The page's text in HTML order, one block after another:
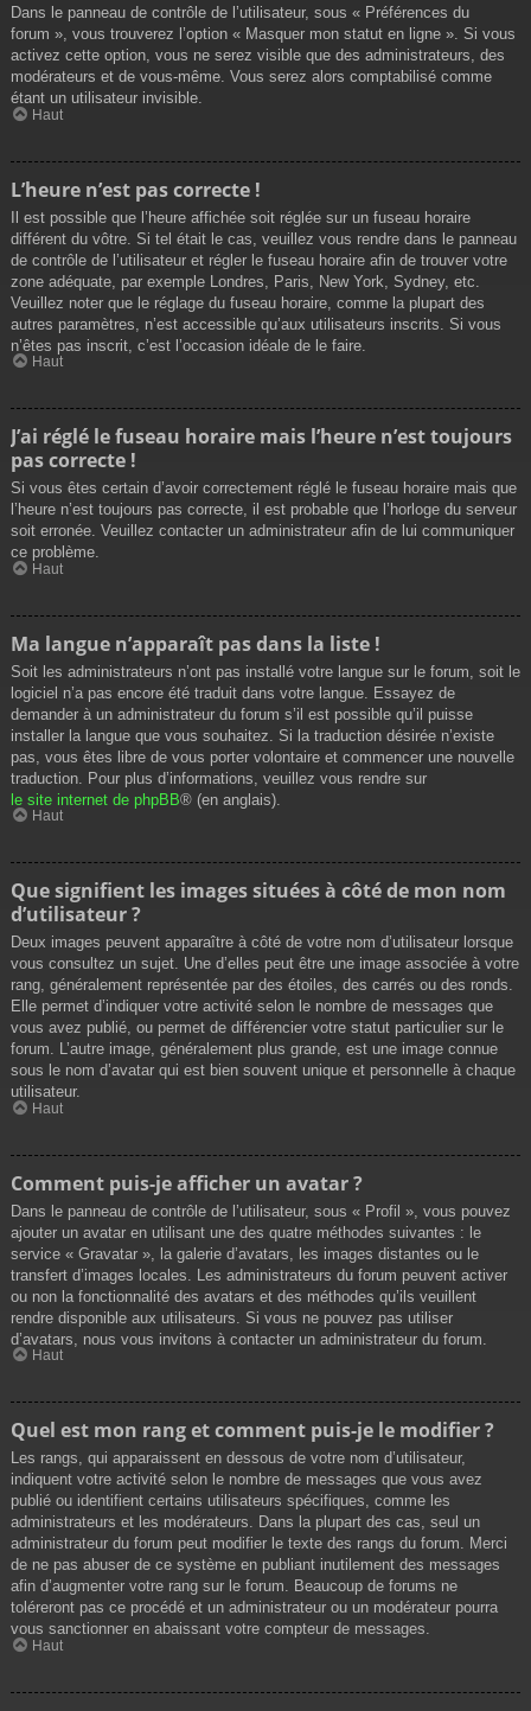
Dans le panneau de contrôle de l’utilisateur, sous « Préférences du
forum », vous trouverez l’option « Masquer mon statut en ligne ». Si vous
activez cette option, vous ne serez visible que des administrateurs, des
modérateurs et de vous-même. Vous serez alors comptabilisé comme
étant un utilisateur invisible.
Haut
L’heure n’est pas correcte !
Il est possible que l’heure affichée soit réglée sur un fuseau horaire
différent du vôtre. Si tel était le cas, veuillez vous rendre dans le panneau
de contrôle de l’utilisateur et régler le fuseau horaire afin de trouver votre
zone adéquate, par exemple Londres, Paris, New York, Sydney, etc.
Veuillez noter que le réglage du fuseau horaire, comme la plupart des
autres paramètres, n’est accessible qu’aux utilisateurs inscrits. Si vous
n’êtes pas inscrit, c’est l’occasion idéale de le faire.
Haut
J’ai réglé le fuseau horaire mais l’heure n’est toujours
pas correcte !
Si vous êtes certain d’avoir correctement réglé le fuseau horaire mais que
l’heure n’est toujours pas correcte, il est probable que l’horloge du serveur
soit erronée. Veuillez contacter un administrateur afin de lui communiquer
ce problème.
Haut
Ma langue n’apparaît pas dans la liste !
Soit les administrateurs n’ont pas installé votre langue sur le forum, soit le
logiciel n’a pas encore été traduit dans votre langue. Essayez de
demander à un administrateur du forum s’il est possible qu’il puisse
installer la langue que vous souhaitez. Si la traduction désirée n’existe
pas, vous êtes libre de vous porter volontaire et commencer une nouvelle
traduction. Pour plus d’informations, veuillez vous rendre sur
le site internet de phpBB® (en anglais).
Haut
Que signifient les images situées à côté de mon nom
d’utilisateur ?
Deux images peuvent apparaître à côté de votre nom d’utilisateur lorsque
vous consultez un sujet. Une d’elles peut être une image associée à votre
rang, généralement représentée par des étoiles, des carrés ou des ronds.
Elle permet d’indiquer votre activité selon le nombre de messages que
vous avez publié, ou permet de différencier votre statut particulier sur le
forum. L’autre image, généralement plus grande, est une image connue
sous le nom d’avatar qui est bien souvent unique et personnelle à chaque
utilisateur.
Haut
Comment puis-je afficher un avatar ?
Dans le panneau de contrôle de l’utilisateur, sous « Profil », vous pouvez
ajouter un avatar en utilisant une des quatre méthodes suivantes : le
service « Gravatar », la galerie d’avatars, les images distantes ou le
transfert d’images locales. Les administrateurs du forum peuvent activer
ou non la fonctionnalité des avatars et des méthodes qu’ils veuillent
rendre disponible aux utilisateurs. Si vous ne pouvez pas utiliser
d’avatars, nous vous invitons à contacter un administrateur du forum.
Haut
Quel est mon rang et comment puis-je le modifier ?
Les rangs, qui apparaissent en dessous de votre nom d’utilisateur,
indiquent votre activité selon le nombre de messages que vous avez
publié ou identifient certains utilisateurs spécifiques, comme les
administrateurs et les modérateurs. Dans la plupart des cas, seul un
administrateur du forum peut modifier le texte des rangs du forum. Merci
de ne pas abuser de ce système en publiant inutilement des messages
afin d’augmenter votre rang sur le forum. Beaucoup de forums ne
toléreront pas ce procédé et un administrateur ou un modérateur pourra
vous sanctionner en abaissant votre compteur de messages.
Haut